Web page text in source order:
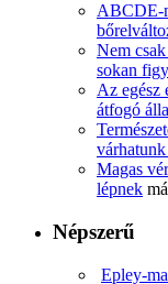
Nem
sokan
Az egész
átfogó
Magas
lépnek
Népszerű
Epley-